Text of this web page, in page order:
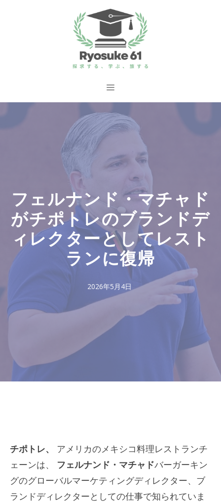
ス
キ
メ
ニ
フェルナンド・マチャド
がチポトレのブランドデ
ィレクターとしてレスト
ランに復帰
2026年5月4日
チポトレ、
アメリカのメキシコ料理レストランチ
ェーンは、 フェルナンド・マチャドバーガーキン
グのグローバルマーケティングディレクター、ブ
ランドディレクターとしての仕事で知られていま